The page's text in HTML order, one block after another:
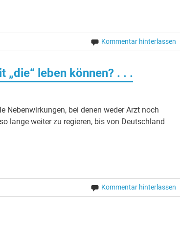
Kommentar hinterlassen
leben können? . . .
Nebenwirkungen, bei denen weder Arzt noch
lange weiter zu regieren, bis von Deutschland
Kommentar hinterlassen